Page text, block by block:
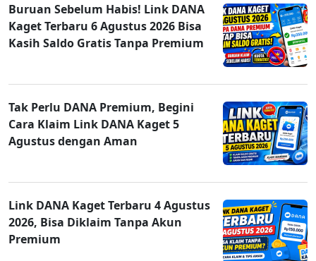
Buruan Sebelum Habis! Link DANA
Kaget Terbaru 6 Agustus 2026 Bisa
Kasih Saldo Gratis Tanpa Premium
Tak Perlu DANA Premium, Begini
Cara Klaim Link DANA Kaget 5
Agustus dengan Aman
Link DANA Kaget Terbaru 4 Agustus
2026, Bisa Diklaim Tanpa Akun
Premium